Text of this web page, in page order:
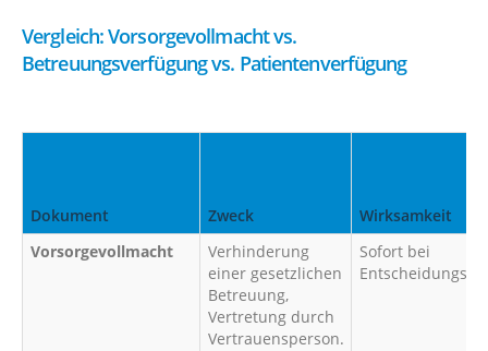
Vergleich: Vorsorgevollmacht vs.
Betreuungsverfügung vs. Patientenverfügung
Dokument Zweck
Wirksamkeit
Vorsorgevollmacht
Verhinderung
einer gesetzlichen
Betreuung,
Vertretung durch
Vertrauensperson.
Sofort bei